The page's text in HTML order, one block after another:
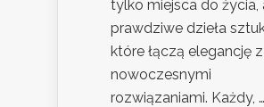
tylko miejsca do życia,
prawdziwe dzieła
które łączą elegancję z
nowoczesnymi
rozwiązaniami. Każdy, …